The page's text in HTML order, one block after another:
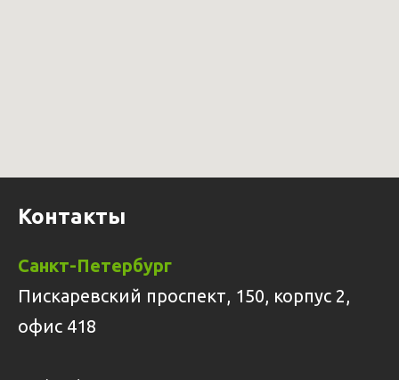
Контакты
Санкт-Петербург
Пискаревский проспект, 150, корпус 2,
офис 418